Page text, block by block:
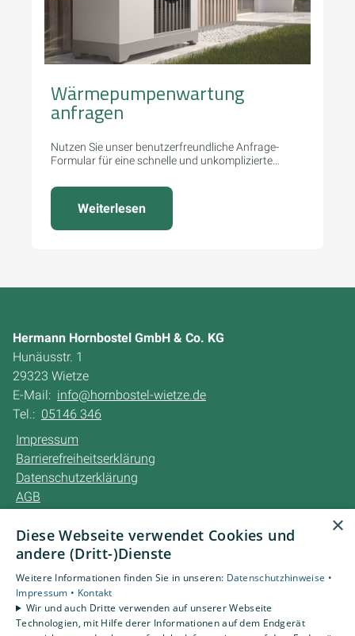
Wärmepumpenwartung
anfragen
Nutzen Sie unser benutzerfreundliche Anfrage-
Formular für eine schnelle und unkomplizierte
Weiterlesen
Hermann Hornbostel GmbH & Co. KG
Hunäusstr. 1
29323 Wietze
E-Mail: info@hornbostel-wietze.de
Tel.: 05146 346
Impressum
Barrierefreiheitserklärung
Datenschutzerklärung
AGB
Unsere Bereiche
Privatkunden
Karriere
Unternehmen
Kontakt
×
Diese Webseite verwendet Cookies und
andere (Dritt-)Dienste
Weitere Informationen finden Sie in unseren: Datenschutzhinweise •
Impressum • Kontakt
Wir und auch Dritte verwenden auf unserer Webseite
Technologien, mit Hilfe derer Informationen auf dem Endgerät